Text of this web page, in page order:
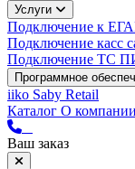
Услуги
Подключение к
Подключение касс
Подключение ТС
Программное
iiko Saby Retail
Каталог О компании
Ваш заказ